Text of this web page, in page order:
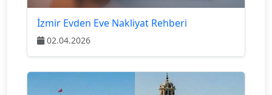
İzmir Evden Eve Nakliyat Rehberi
02.04.2026